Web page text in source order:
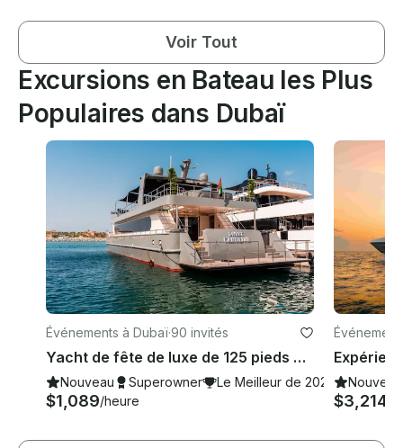
Voir Tout
Excursions en Bateau les Plus
Populaires dans Dubaï
Événements à Dubaï·90 invités
Yacht de fête de luxe de 125 pieds pouvant accueillir 90 personnes dans la marina de Dubaï
Nouveau Superowner Le Meilleur de 2026
$1,089/heure
Nouveau
$3,214